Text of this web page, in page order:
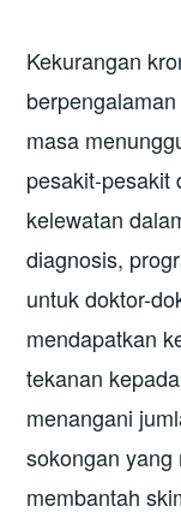
Kekurangan
masa
pesakit-pesakit
kelewatan
diagnosis,
untuk doktor-
mendapatkan
tekanan
menangani
sokongan
membantah